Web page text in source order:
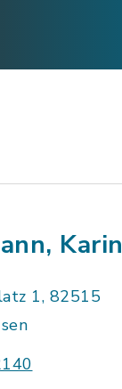
Karin
1, 82515